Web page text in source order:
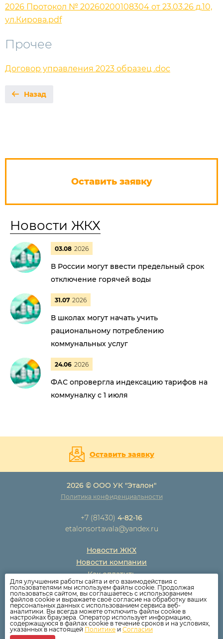
2026 Протокол № 20260200108304 от 23.03.26 д.10,
ул.Кирова.pdf
Прочее
Договор управления 2023 образец .doc
Назад
Оставить заявку
Новости ЖКХ
03.08 2026
В России могут ввести предельный срок
отключение горячей воды
31.07 2026
В школах могут начать учить
рациональному потреблению
коммунальных услуг
24.06 2026
ФАС опровергла индексацию тарифов на
коммуналку с 1 июля
Оставить заявку
2026 © ООО УК "Эталон"
Политика конфиденциальности
+7 (81430) 4-82-16
etalonsortavala@yandex.ru
Новости ЖКХ
Новости компании
Как оплатить
Дома
Раскрытие информации
Вопросы
Для улучшения работы сайта и его взаимодействия с
пользователями мы используем файлы cookie. Продолжая
пользоваться сайтом, вы соглашаетесь с использованием
файлов cookie и выражаете своё согласие на обработку ваших
персональных данных с использованием сервиса веб-
аналитики. Вы всегда можете отключить файлы cookie в
настройках браузера. Оператор использует информацию,
содержащуюся в файлах cookie в течение сроков и на условиях,
указанных в настоящей Политике и Согласии